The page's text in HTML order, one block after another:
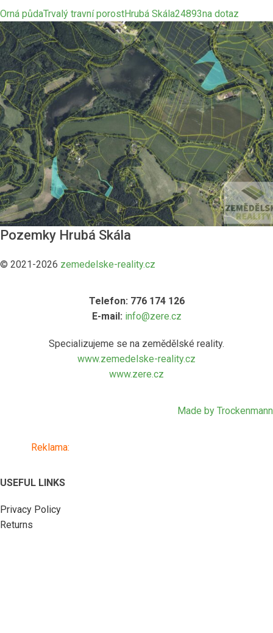
Orná půdaTrvalý travní porostHrubá Skála24893na dotaz
Pozemky Hrubá Skála
© 2021-2026 zemedelske-reality.cz
Telefon: 776 174 126
E-mail: info@zere.cz
Specializujeme se na zemědělské reality.
www.zemedelske-reality.cz
www.zere.cz
Made by Trockenmann
Reklama:
USEFUL LINKS
Privacy Policy
Returns